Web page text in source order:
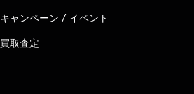
キャンペーン / イベント
買取査定